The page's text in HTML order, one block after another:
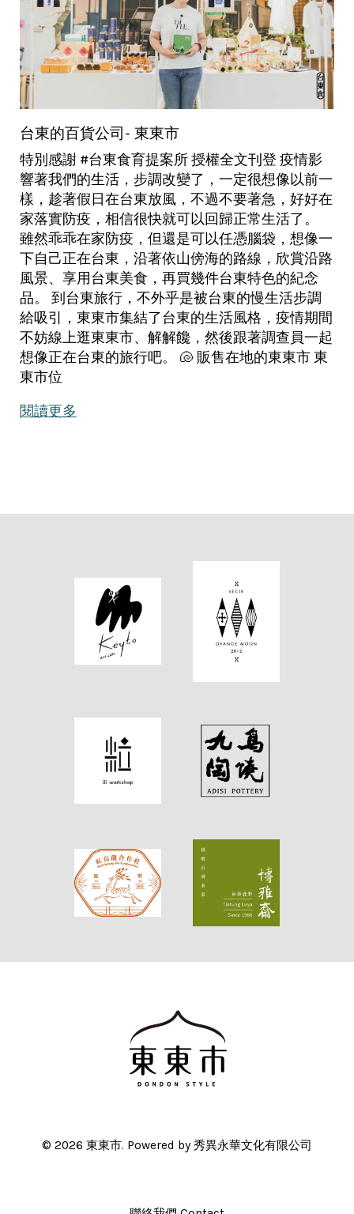
台東的百貨公司- 東東市
特別感謝 #台東食育提案所 授權全文刊登 疫情影
響著我們的生活，步調改變了，一定很想像以前一
樣，趁著假日在台東放風，不過不要著急，好好在
家落實防疫，相信很快就可以回歸正常生活了。
雖然乖乖在家防疫，但還是可以任憑腦袋，想像一
下自己正在台東，沿著依山傍海的路線，欣賞沿路
風景、享用台東美食，再買幾件台東特色的紀念
品。 到台東旅行，不外乎是被台東的慢生活步調
給吸引，東東市集結了台東的生活風格，疫情期間
不妨線上逛東東市、解解饞，然後跟著調查員一起
想像正在台東的旅行吧。 🐚 販售在地的東東市 東
東市位
閱讀更多
© 2026 東東市. Powered by 秀異永華文化有限公司